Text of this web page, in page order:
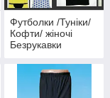
Футболки /Туніки/
Кофти/ жіночі
Безрукавки